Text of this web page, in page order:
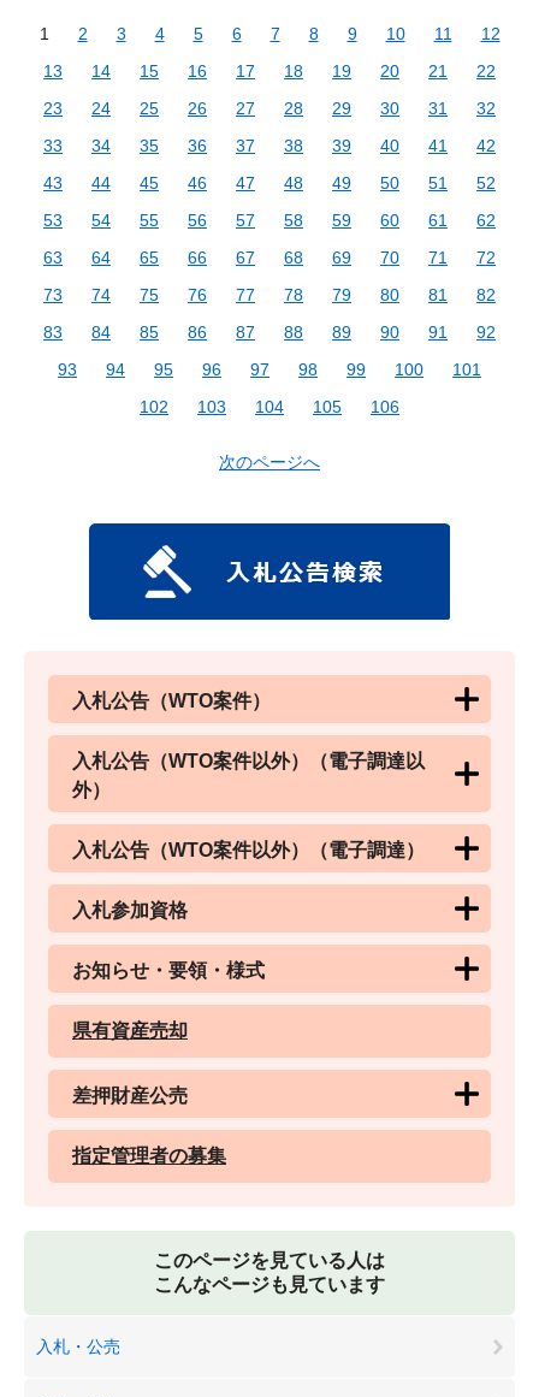
1 2 3 4 5 6 7 8 9 10 11
12
13
14 15 16 17 18 19 20 21
22
23
24 25 26 27 28 29 30 31
32
33
34 35 36 37 38 39 40 41
42
43
44 45 46 47 48 49 50 51
52
53
54 55 56 57 58 59 60 61
62
63
64 65 66 67 68 69 70 71
72
73
74 75 76 77 78 79 80 81
82
83
84 85 86 87 88 89 90 91
92
93
94 95 96 97 98 99 100
101
102
103 104 105 106
次のページへ
入札公告（WTO案件）
入札公告（WTO案件以外）（電子調達以
外）
入札公告（WTO案件以外）（電子調達）
入札参加資格
お知らせ・要領・様式
県有資産売却
差押財産公売
指定管理者の募集
このページを見ている人は
こんなページも見ています
入札・公売